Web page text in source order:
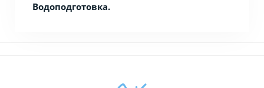
Водоподготовка.